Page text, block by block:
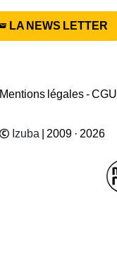
LA NEWS LETTER
Mentions légales - CGU
Izuba | 2009 · 2026